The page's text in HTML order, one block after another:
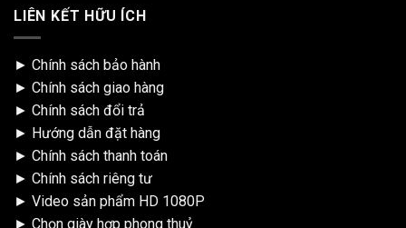
LIÊN KẾT HỮU ÍCH
► Chính sách bảo hành
► Chính sách giao hàng
► Chính sách đổi trả
► Hướng dẫn đặt hàng
► Chính sách thanh toán
► Chính sách riêng tư
► Video sản phẩm HD 1080P
► Chọn giày hợp phong thuỷ